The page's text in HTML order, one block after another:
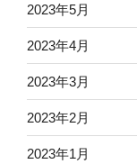
2023年5月
2023年4月
2023年3月
2023年2月
2023年1月